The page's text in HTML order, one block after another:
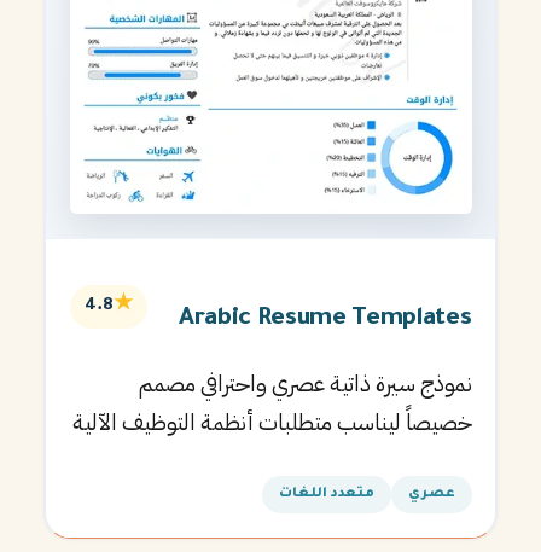
Arabic Resume Templates
★
4.8
نموذج سيرة ذاتية عصري واحترافي مصمم
خصيصاً ليناسب متطلبات أنظمة التوظيف الآلية
عصري متعدد اللغات